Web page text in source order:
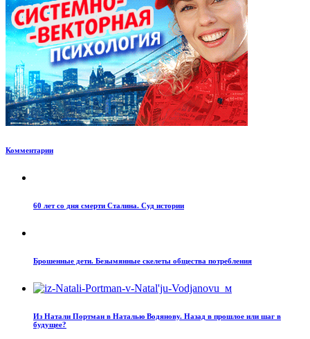
Комментарии
60 лет со дня смерти Сталина. Суд истории
Брошенные дети. Безымянные скелеты общества потребления
Из Натали Портман в Наталью Водянову. Назад в прошлое или шаг в
будущее?